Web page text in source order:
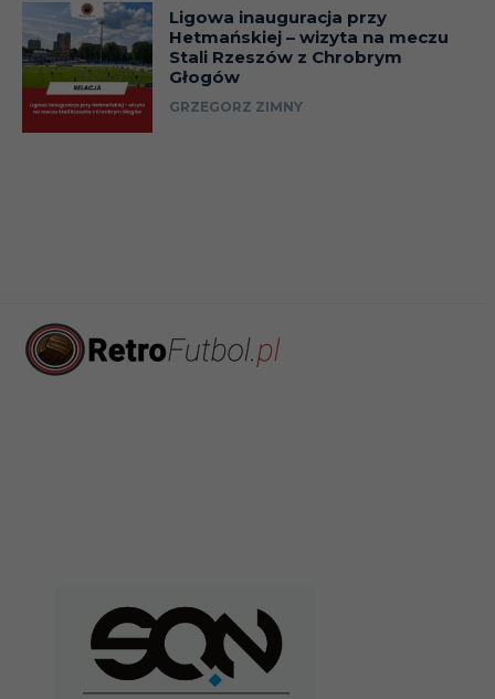
Ligowa inauguracja przy
Hetmańskiej – wizyta na meczu
Stali Rzeszów z Chrobrym
Głogów
GRZEGORZ ZIMNY